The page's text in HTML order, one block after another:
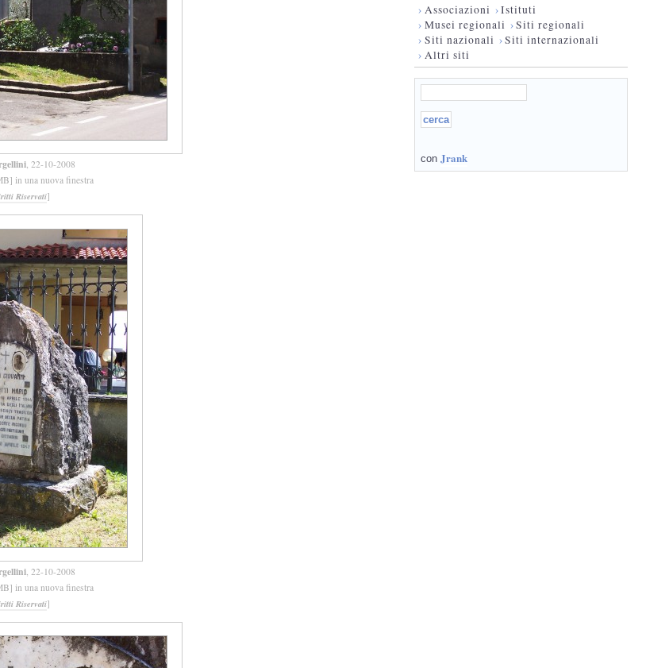
, 22-10-2008
in una nuova finestra
Riservati]
, 22-10-2008
in una nuova finestra
Riservati]
› Associazioni ›Istituti
› Musei regionali ›Siti regionali
› Siti nazionali ›Siti internazionali
› Altri siti
con Jrank